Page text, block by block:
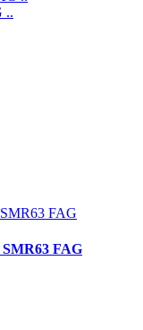
..
FAG